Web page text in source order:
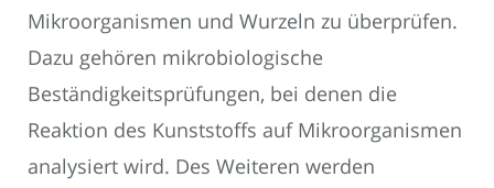
Mikroorganismen und Wurzeln zu überprüfen.
Dazu gehören mikrobiologische
Beständigkeitsprüfungen, bei denen die
Reaktion des Kunststoffs auf Mikroorganismen
analysiert wird. Des Weiteren werden